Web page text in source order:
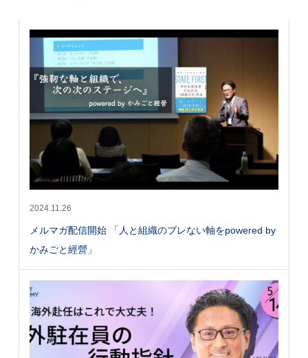
2024.11.26
メルマガ配信開始 「人と組織のブレない軸をpowered by
かみごと經營」